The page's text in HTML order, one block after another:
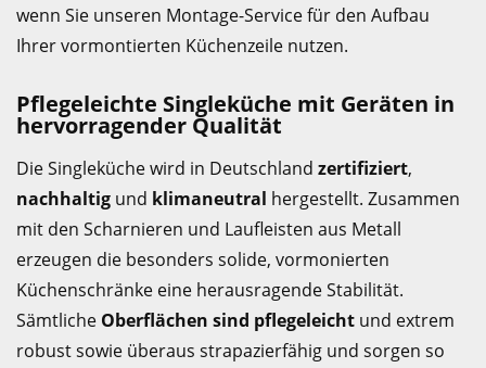
wenn Sie unseren Montage-Service für den Aufbau
Ihrer vormontierten Küchenzeile nutzen.
Pflegeleichte Singleküche mit Geräten in
hervorragender Qualität
Die Singleküche wird in Deutschland zertifiziert,
nachhaltig und klimaneutral hergestellt. Zusammen
mit den Scharnieren und Laufleisten aus Metall
erzeugen die besonders solide, vormonierten
Küchenschränke eine herausragende Stabilität.
Sämtliche Oberflächen sind pflegeleicht und extrem
robust sowie überaus strapazierfähig und sorgen so